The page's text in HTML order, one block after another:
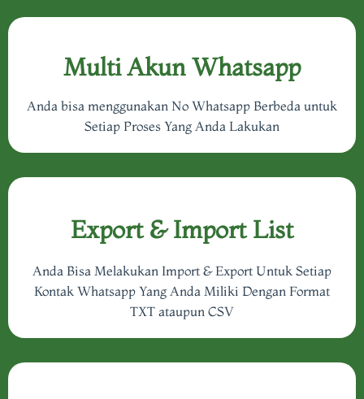
Multi Akun Whatsapp
Anda bisa menggunakan No Whatsapp Berbeda untuk
Setiap Proses Yang Anda Lakukan
Export & Import List
Anda Bisa Melakukan Import & Export Untuk Setiap
Kontak Whatsapp Yang Anda Miliki Dengan Format
TXT ataupun CSV